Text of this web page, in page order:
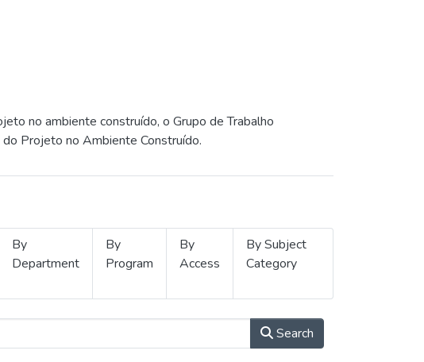
no ambiente construído, o Grupo de Trabalho
Projeto no Ambiente Construído.
By
Department
By
Program
By
Access
By Subject
Category
Search